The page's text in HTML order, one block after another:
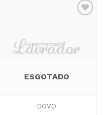
Favoritos
ESGOTADO
DOVO